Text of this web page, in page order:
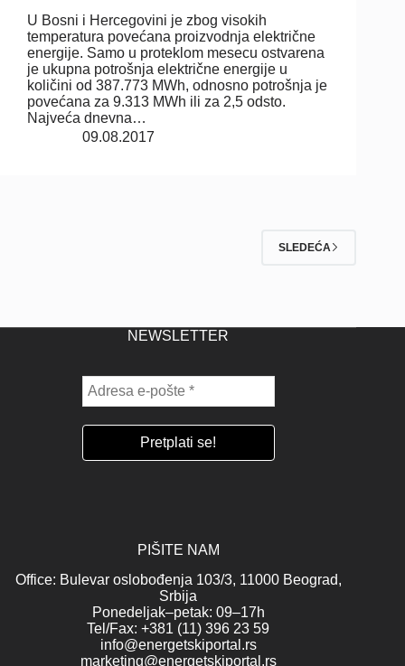
U Bosni i Hercegovini je zbog visokih
temperatura povećana proizvodnja električne
energije. Samo u proteklom mesecu ostvarena
je ukupna potrošnja električne energije u
količini od 387.773 MWh, odnosno potrošnja je
povećana za 9.313 MWh ili za 2,5 odsto.
Najveća dnevna…
09.08.2017
SLEDEĆA
NEWSLETTER
PIŠITE NAM
Office: Bulevar oslobođenja 103/3, 11000 Beograd,
Srbija
Ponedeljak–petak: 09–17h
Tel/Fax: +381 (11) 396 23 59
info@energetskiportal.rs
marketing@energetskiportal.rs